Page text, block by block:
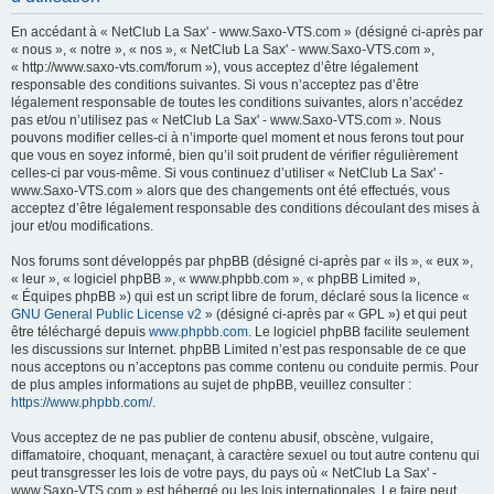
h
En accédant à « NetClub La Sax' - www.Saxo-VTS.com » (désigné ci-après par
« nous », « notre », « nos », « NetClub La Sax' - www.Saxo-VTS.com »,
« http://www.saxo-vts.com/forum »), vous acceptez d’être légalement
responsable des conditions suivantes. Si vous n’acceptez pas d’être
légalement responsable de toutes les conditions suivantes, alors n’accédez
pas et/ou n’utilisez pas « NetClub La Sax' - www.Saxo-VTS.com ». Nous
pouvons modifier celles-ci à n’importe quel moment et nous ferons tout pour
que vous en soyez informé, bien qu’il soit prudent de vérifier régulièrement
celles-ci par vous-même. Si vous continuez d’utiliser « NetClub La Sax' -
www.Saxo-VTS.com » alors que des changements ont été effectués, vous
acceptez d’être légalement responsable des conditions découlant des mises à
jour et/ou modifications.
Nos forums sont développés par phpBB (désigné ci-après par « ils », « eux »,
« leur », « logiciel phpBB », « www.phpbb.com », « phpBB Limited »,
« Équipes phpBB ») qui est un script libre de forum, déclaré sous la licence «
GNU General Public License v2 » (désigné ci-après par « GPL ») et qui peut
être téléchargé depuis www.phpbb.com. Le logiciel phpBB facilite seulement
les discussions sur Internet. phpBB Limited n’est pas responsable de ce que
nous acceptons ou n’acceptons pas comme contenu ou conduite permis. Pour
de plus amples informations au sujet de phpBB, veuillez consulter :
https://www.phpbb.com/.
Vous acceptez de ne pas publier de contenu abusif, obscène, vulgaire,
diffamatoire, choquant, menaçant, à caractère sexuel ou tout autre contenu qui
peut transgresser les lois de votre pays, du pays où « NetClub La Sax' -
www.Saxo-VTS.com » est hébergé ou les lois internationales. Le faire peut